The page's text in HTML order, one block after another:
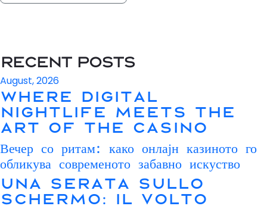
Recent Posts
August, 2026
Where Digital
Nightlife Meets the
Art of the Casino
Вечер со ритам: како онлајн казиното го
обликува современото забавно искуство
Una serata sullo
schermo: il volto